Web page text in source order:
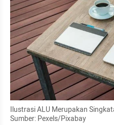
Ilustrasi ALU Merupakan
Sumber: Pexels/Pixabay